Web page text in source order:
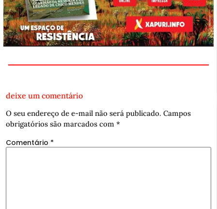
deixe um comentário
O seu endereço de e-mail não será publicado. Campos
obrigatórios são marcados com *
Comentário *